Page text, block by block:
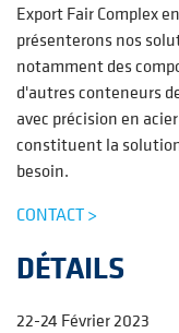
Export Fair Complex
présenterons nos
notamment des
d'autres conteneurs
avec précision en
constituent la
besoin.
CONTACT >
DÉTAILS
22-24 Février 2023